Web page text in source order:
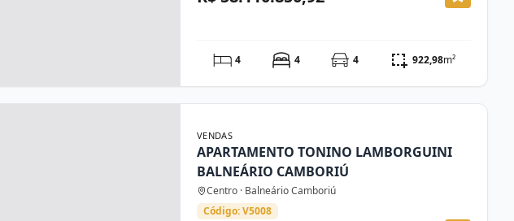
4 4 4 922,98m²
VENDAS
APARTAMENTO TONINO LAMBORGUINI
BALNEÁRIO CAMBORIÚ
Centro · Balneário Camboriú
Código: V5008